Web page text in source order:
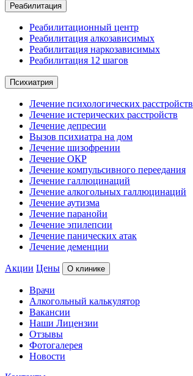
Реабилитация
Реабилитационный центр
Реабилитация алкозависимых
Реабилитация наркозависимых
Реабилитация 12 шагов
Психиатрия
Лечение психологических расстройств
Лечение истерических расстройств
Лечение депресии
Вызов психиатра на дом
Лечение шизофрении
Лечение ОКР
Лечение компульсивного переедания
Лечение галлюцинаций
Лечение алкогольных галлюцинаций
Лечение аутизма
Лечение паранойи
Лечение эпилепсии
Лечение панических атак
Лечение деменции
Акции Цены О клинике
Врачи
Алкогольный калькулятор
Вакансии
Наши Лицензии
Отзывы
Фотогалерея
Новости